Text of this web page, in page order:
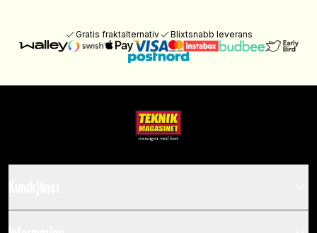
Gratis fraktalternativ Blixtsnabb leverans